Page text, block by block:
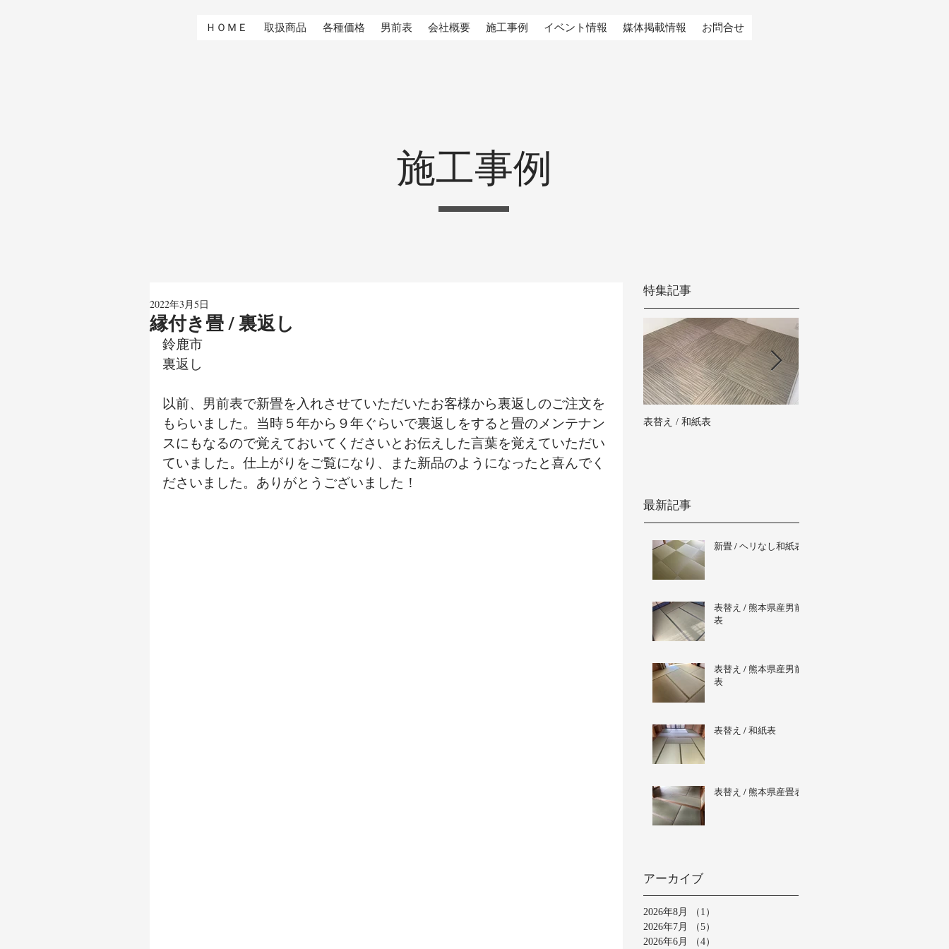
ＨＯＭＥ 取扱商品 各種価格 男前表 会社概要 施工事例 イベント情報 媒体掲載情報 お問合せ
施工事例
縁付き畳 / 裏返し
2022年3月5日
鈴鹿市
裏返し
以前、男前表で新畳を入れさせていただいたお客様から裏返しのご注文を
もらいました。当時５年から９年ぐらいで裏返しをすると畳のメンテナン
スにもなるので覚えておいてくださいとお伝えした言葉を覚えていただい
ていました。仕上がりをご覧になり、また新品のようになったと喜んでく
ださいました。ありがとうございました！
特集記事
表替え / 和紙表
最新記事
新畳 / ヘリなし和紙表
表替え / 熊本県産男前
表
表替え / 熊本県産男前
表
表替え / 和紙表
表替え / 熊本県産畳表
アーカイブ
2026年8月 （1）
2026年7月
（5）
2026年6月
（4）